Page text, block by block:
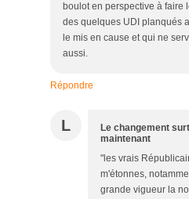
boulot en perspective à faire
des quelques UDI planqués
le mis en cause et qui ne
aussi.
Répondre
L
Le changement
maintenant
"les vrais
m'étonnes,
grande vigueur la